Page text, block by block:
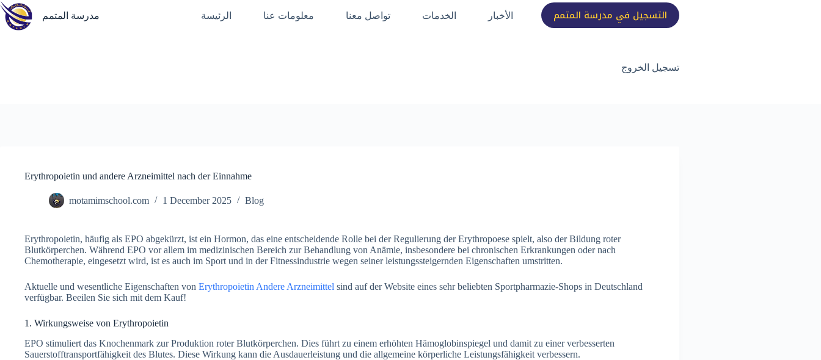
Skip
to
content
مدرسة المتمم الرئيسة معلومات عنا تواصل معنا الخدمات الأخبار التسجيل في مدرسة المتمم
تسجيل الخروج
Erythropoietin und andere Arzneimittel nach der Einnahme
motamimschool.com 1 December 2025 Blog
Erythropoietin, häufig als EPO abgekürzt, ist ein Hormon, das eine entscheidende Rolle bei der Regulierung der Erythropoese spielt, also der Bildung roter
Blutkörperchen. Während EPO vor allem im medizinischen Bereich zur Behandlung von Anämie, insbesondere bei chronischen Erkrankungen oder nach
Chemotherapie, eingesetzt wird, ist es auch im Sport und in der Fitnessindustrie wegen seiner leistungssteigernden Eigenschaften umstritten.
Aktuelle und wesentliche Eigenschaften von Erythropoietin Andere Arzneimittel sind auf der Website eines sehr beliebten Sportpharmazie-Shops in Deutschland
verfügbar. Beeilen Sie sich mit dem Kauf!
1. Wirkungsweise von Erythropoietin
EPO stimuliert das Knochenmark zur Produktion roter Blutkörperchen. Dies führt zu einem erhöhten Hämoglobinspiegel und damit zu einer verbesserten
Sauerstofftransportfähigkeit des Blutes. Diese Wirkung kann die Ausdauerleistung und die allgemeine körperliche Leistungsfähigkeit verbessern.